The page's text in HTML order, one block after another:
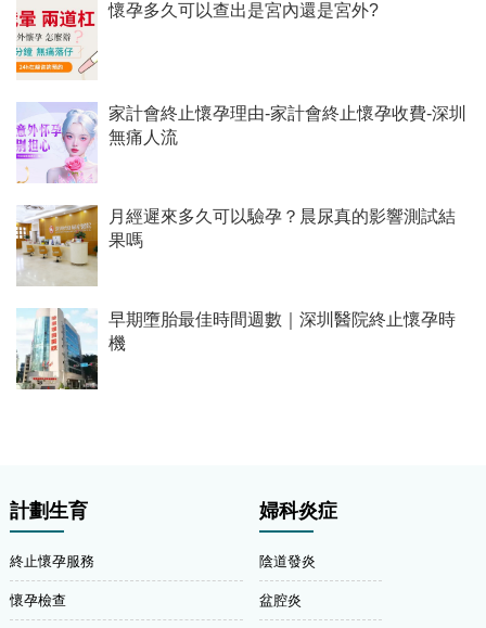
懷孕多久可以查出是宮內還是宮外?
家計會終止懷孕理由-家計會終止懷孕收費-深圳
無痛人流
月經遲來多久可以驗孕？晨尿真的影響測試結
果嗎
早期墮胎最佳時間週數｜深圳醫院終止懷孕時
機
計劃生育
終止懷孕服務
懷孕檢查
婦科炎症
陰道發炎
盆腔炎